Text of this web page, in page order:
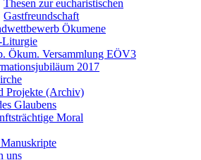
Thesen zur eucharistischen
Gastfreundschaft
Ökumene
Ökum. Versammlung EÖV3
2017
Projekte (Archiv)
Glaubens
Moral
uns